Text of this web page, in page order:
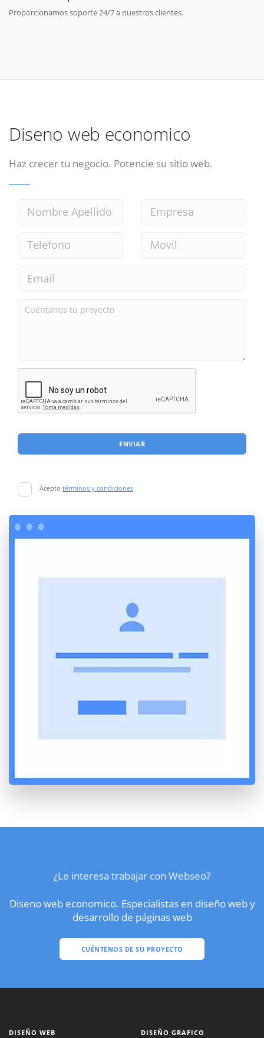
Proporcionamos soporte 24/7 a nuestros clientes.
Diseno web economico
Haz crecer tu negocio. Potencie su sitio web.
ENVIAR
Acepto términos y condiciones
¿Le interesa trabajar con Webseo?
Diseno web economico. Especialistas en diseño web y
desarrollo de páginas web
CUÉNTENOS DE SU PROYECTO
DISEÑO WEB DISEÑO GRAFICO